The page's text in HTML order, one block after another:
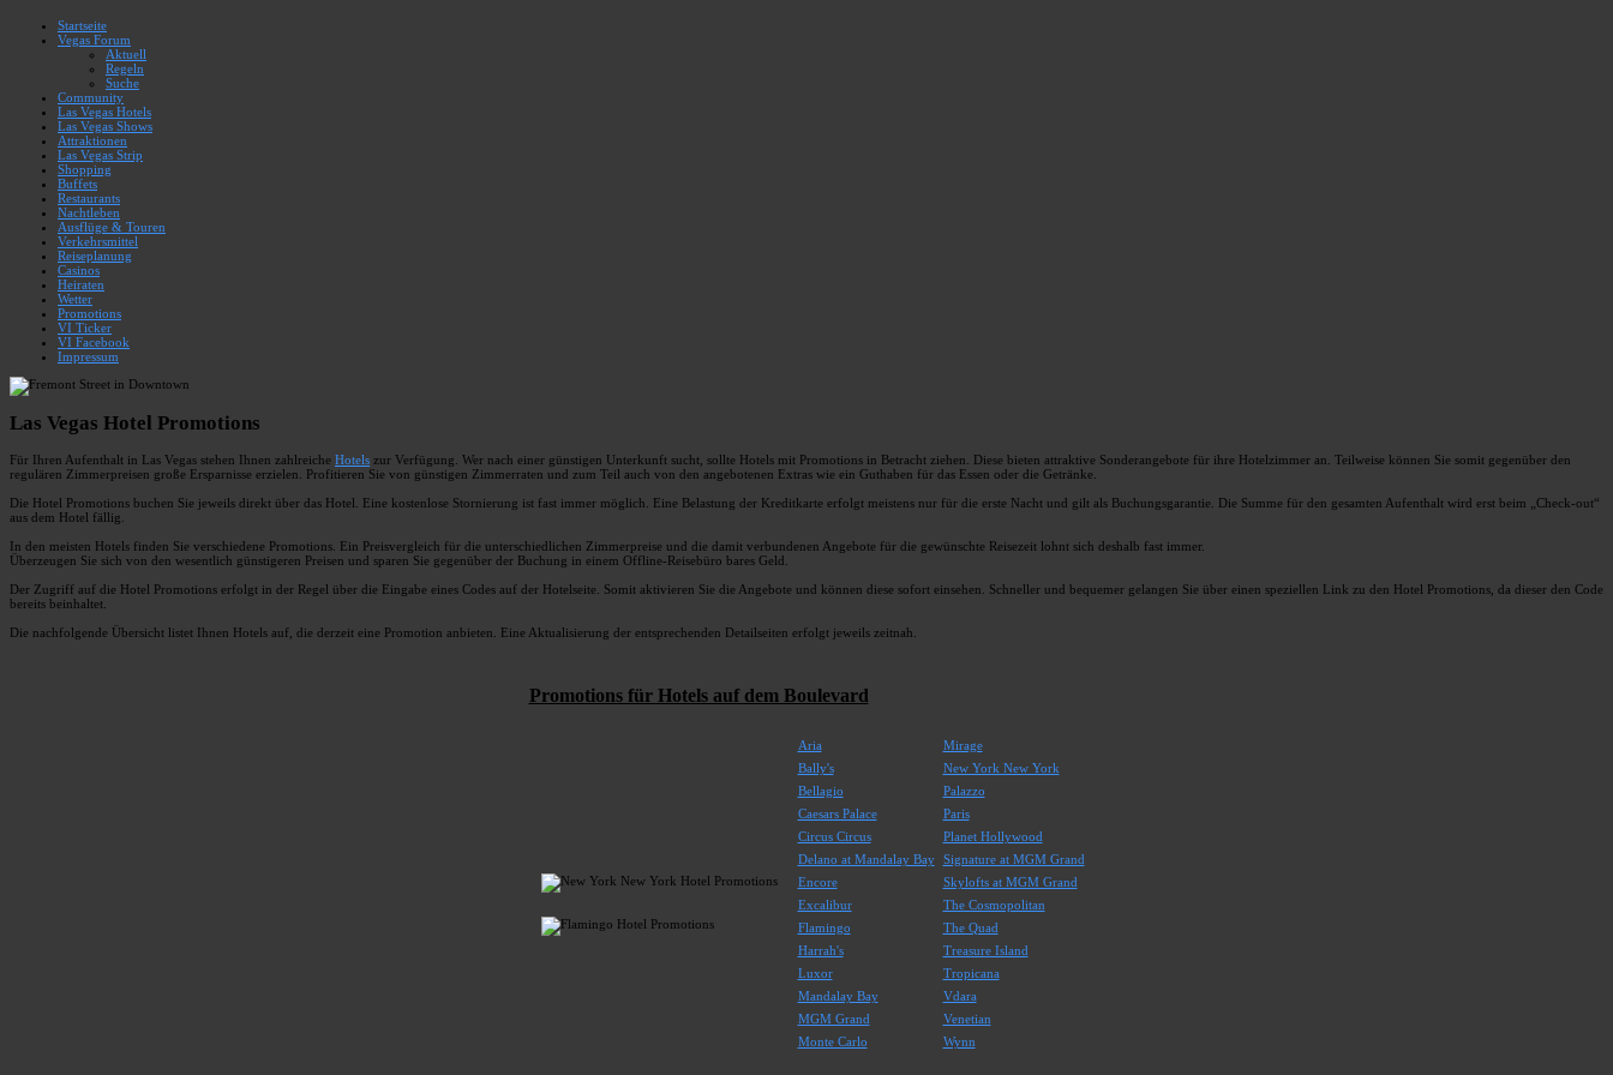
Startseite
Vegas Forum
Aktuell
Regeln
Suche
Community
Las Vegas Hotels
Las Vegas Shows
Attraktionen
Las Vegas Strip
Shopping
Buffets
Restaurants
Nachtleben
Ausflüge & Touren
Verkehrsmittel
Reiseplanung
Casinos
Heiraten
Wetter
Promotions
VI Ticker
VI Facebook
Impressum
Las Vegas Hotel Promotions
Für Ihren Aufenthalt in Las Vegas stehen Ihnen zahlreiche Hotels zur Verfügung. Wer nach einer günstigen Unterkunft sucht, sollte Hotels mit Promotions in Betracht ziehen. Diese bieten attraktive Sonderangebote für ihre Hotelzimmer an. Teilweise können Sie somit gegenüber den
regulären Zimmerpreisen große Ersparnisse erzielen. Profitieren Sie von günstigen Zimmerraten und zum Teil auch von den angebotenen Extras wie ein Guthaben für das Essen oder die Getränke.
Die Hotel Promotions buchen Sie jeweils direkt über das Hotel. Eine kostenlose Stornierung ist fast immer möglich. Eine Belastung der Kreditkarte erfolgt meistens nur für die erste Nacht und gilt als Buchungsgarantie. Die Summe für den gesamten Aufenthalt wird erst beim „Check-out“
aus dem Hotel fällig.
In den meisten Hotels finden Sie verschiedene Promotions. Ein Preisvergleich für die unterschiedlichen Zimmerpreise und die damit verbundenen Angebote für die gewünschte Reisezeit lohnt sich deshalb fast immer.
Überzeugen Sie sich von den wesentlich günstigeren Preisen und sparen Sie gegenüber der Buchung in einem Offline-Reisebüro bares Geld.
Der Zugriff auf die Hotel Promotions erfolgt in der Regel über die Eingabe eines Codes auf der Hotelseite. Somit aktivieren Sie die Angebote und können diese sofort einsehen. Schneller und bequemer gelangen Sie über einen speziellen Link zu den Hotel Promotions, da dieser den Code
bereits beinhaltet.
Die nachfolgende Übersicht listet Ihnen Hotels auf, die derzeit eine Promotion anbieten. Eine Aktualisierung der entsprechenden Detailseiten erfolgt jeweils zeitnah.
Promotions für Hotels auf dem Boulevard
Aria
Mirage
Bally's
New York New York
Bellagio
Palazzo
Caesars Palace
Paris
Circus Circus
Planet Hollywood
Delano at Mandalay Bay
Signature at MGM Grand
Encore
Skylofts at MGM Grand
Excalibur
The Cosmopolitan
Flamingo
The Quad
Harrah's
Treasure Island
Luxor
Tropicana
Mandalay Bay
Vdara
MGM Grand
Venetian
Monte Carlo
Wynn